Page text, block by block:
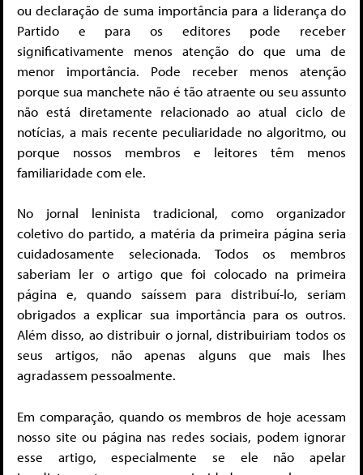
ou declaração de suma importância para a liderança do
Partido e para os editores pode receber
significativamente menos atenção do que uma de
menor importância. Pode receber menos atenção
porque sua manchete não é tão atraente ou seu assunto
não está diretamente relacionado ao atual ciclo de
notícias, a mais recente peculiaridade no algoritmo, ou
porque nossos membros e leitores têm menos
familiaridade com ele.
No jornal leninista tradicional, como organizador
coletivo do partido, a matéria da primeira página seria
cuidadosamente selecionada. Todos os membros
saberiam ler o artigo que foi colocado na primeira
página e, quando saíssem para distribuí-lo, seriam
obrigados a explicar sua importância para os outros.
Além disso, ao distribuir o jornal, distribuiriam todos os
seus artigos, não apenas alguns que mais lhes
agradassem pessoalmente.
Em comparação, quando os membros de hoje acessam
nosso site ou página nas redes sociais, podem ignorar
esse artigo, especialmente se ele não apelar